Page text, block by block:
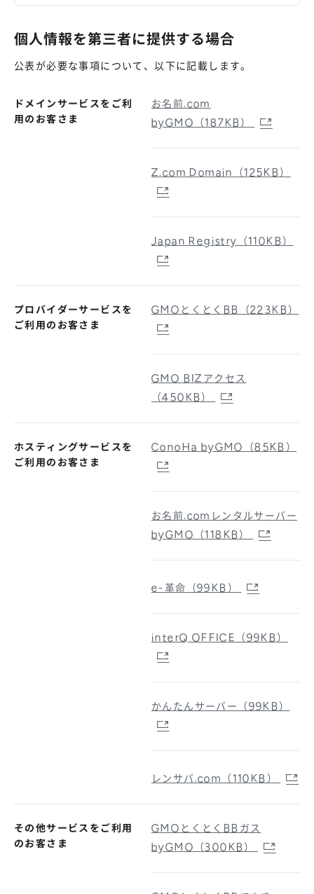
個人情報を第三者に提供する場合
公表が必要な事項について、以下に記載します。
ドメインサービスをご利
用のお客さま
お名前.com
byGMO（187KB）
Z.com Domain（125KB）
Japan Registry（110KB）
プロバイダーサービスを
ご利用のお客さま
GMOとくとくBB（223KB）
GMO BIZアクセス
（450KB）
ホスティングサービスを
ご利用のお客さま
ConoHa byGMO（85KB）
お名前.comレンタルサーバー
byGMO（118KB）
e-革命（99KB）
interQ OFFICE（99KB）
かんたんサーバー（99KB）
レンサバ.com（110KB）
その他サービスをご利用
のお客さま
GMOとくとくBBガス
byGMO（300KB）